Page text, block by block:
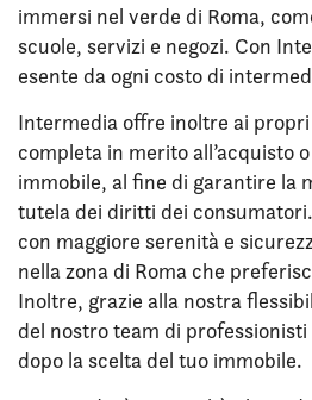
immersi nel verde di Roma,
scuole, servizi e negozi. Con
esente da ogni costo di
Intermedia offre inoltre ai
completa in merito all’acquisto
immobile, al fine di garantire la
tutela dei diritti dei
con maggiore serenità e
nella zona di Roma che
Inoltre, grazie alla nostra
del nostro team di
dopo la scelta del tuo immobile.